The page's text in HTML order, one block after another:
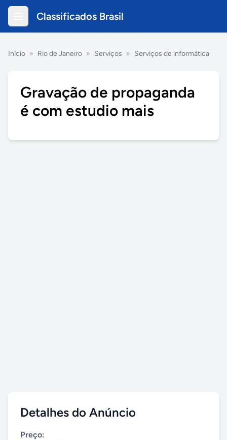
Classificados Brasil
Início » Rio de Janeiro » Serviços » Serviços de informática
Gravação de propaganda
é com estudio mais
Detalhes do Anúncio
Preço: